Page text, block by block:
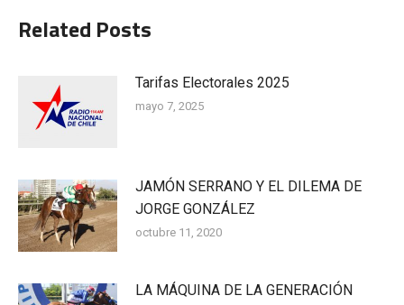
Related Posts
Tarifas Electorales 2025
mayo 7, 2025
JAMÓN SERRANO Y EL DILEMA DE
JORGE GONZÁLEZ
octubre 11, 2020
LA MÁQUINA DE LA GENERACIÓN